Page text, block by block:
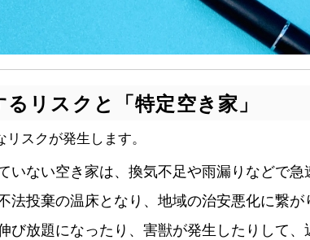
リスクと「特定空き家」
スクが発生します。
いない空き家は、換気不足や雨漏りなどで急
法投棄の温床となり、地域の治安悪化に繋が
び放題になったり、害獣が発生したりして